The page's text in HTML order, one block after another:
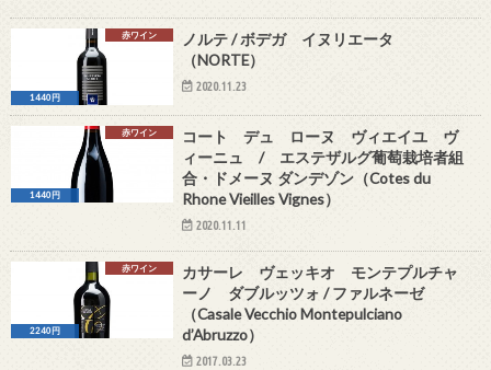
赤ワイン
1440円
ノルテ / ボデガ イヌリエータ
（NORTE）
2020.11.23
赤ワイン
1440円
コート デュ ローヌ ヴィエイユ ヴ
ィーニュ / エステザルグ葡萄栽培者組
合・ドメーヌ ダンデゾン（Cotes du
Rhone Vieilles Vignes）
2020.11.11
赤ワイン
2240円
カサーレ ヴェッキオ モンテプルチャ
ーノ ダブルッツォ / ファルネーゼ
（Casale Vecchio Montepulciano
d’Abruzzo）
2017.03.23